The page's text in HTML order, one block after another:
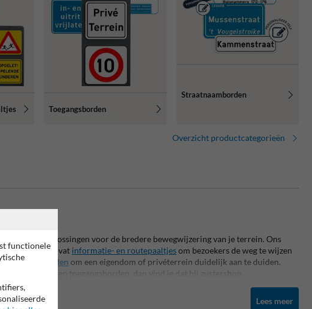
Toegangsborden
Straatnaamborden
Overzicht productcategorieën
we ook oplossingen voor de bredere bewegwijzering van je terrein. Ons
omvat informatie- en routepaaltjesom bezoekers de weg te wijzen
toegangsborden om een eigendom of privéterrein duidelijk aan te duiden.
veiligheids- en toegangsborden, dan vind je dat bij zustershop
.
en straten met een eigen naamgeving bieden we bovendien
Lees meer
functionele